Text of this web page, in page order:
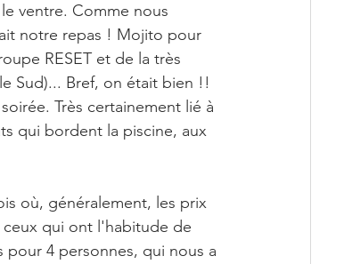
ventre. Comme nous
notre repas ! Mojito pour
RESET et de la très
Sud)... Bref, on était bien !!
Très certainement lié à
qui bordent la piscine, aux
où, généralement, les prix
qui ont l'habitude de
4 personnes, qui nous a